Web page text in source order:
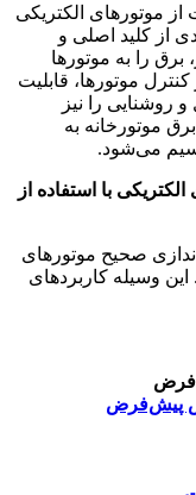
موتورهای الکتریکی
از کلید اصلی و
برق را به موتورها
موتورها، قابلیت
روشنایی را نیز
موتورخانه به
می‌شود.
با استفاده از
صحیح موتورهای
وسیله کاربردهای
پیش‌فرض